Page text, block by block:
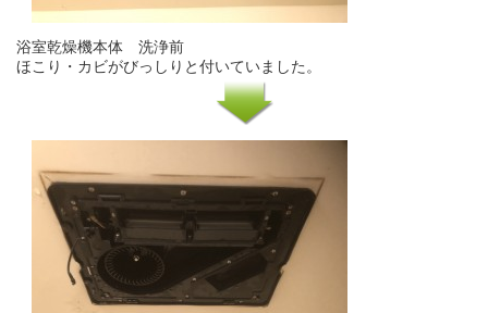
浴室乾燥機本体 洗浄前
ほこり・カビがびっしりと付いていました。